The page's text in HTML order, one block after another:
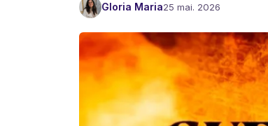
Gloria Maria25 mai. 2026